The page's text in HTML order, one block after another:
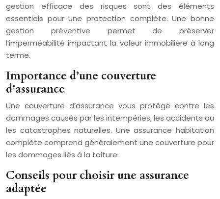
gestion efficace des risques sont des éléments
essentiels pour une protection complète. Une bonne
gestion préventive permet de préserver
l’imperméabilité impactant la valeur immobilière à long
terme.
Importance d’une couverture
d’assurance
Une couverture d’assurance vous protège contre les
dommages causés par les intempéries, les accidents ou
les catastrophes naturelles. Une assurance habitation
complète comprend généralement une couverture pour
les dommages liés à la toiture.
Conseils pour choisir une assurance
adaptée